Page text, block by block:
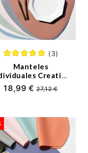
(3)
Manteles
Creativo
Nórdicas
18,99 €27,12 €